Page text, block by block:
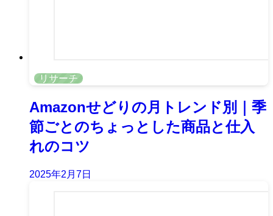
リサーチ
Amazonせどりの月トレンド別｜季
節ごとのちょっとした商品と仕入
れのコツ
2025年2月7日